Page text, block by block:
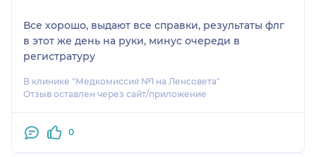
Все хорошо, выдают все справки, результаты флг
в этот же день на руки, минус очереди в
регистратуру
В клинике "Медкомиссия №1 на Ленсовета"
Отзыв оставлен через сайт/приложение
0